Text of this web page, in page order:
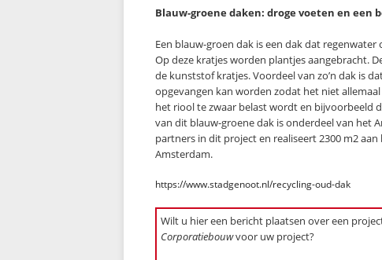
Blauw-groene daken: droge voeten en een
Een blauw-groen dak is een dak dat
Op deze kratjes worden plantjes aangebracht.
de kunststof kratjes. Voordeel van zo’n dak is
opgevangen kan worden zodat het niet
het riool te zwaar belast wordt en bijvoorbeeld
van dit blauw-groene dak is onderdeel van het
partners in dit project en realiseert 2300 m2
Amsterdam.
https://www.stadgenoot.nl/recycling-oud-dak
Wilt u hier een bericht plaatsen over een
Corporatiebouwvoor uw project?